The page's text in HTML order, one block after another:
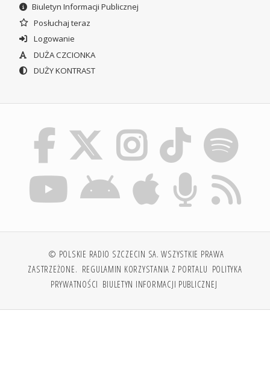
Biuletyn Informacji Publicznej
Posłuchaj teraz
Logowanie
DUŻA CZCIONKA
DUŻY KONTRAST
© POLSKIE RADIO SZCZECIN SA. WSZYSTKIE PRAWA
ZASTRZEŻONE. REGULAMIN KORZYSTANIA Z PORTALU POLITYKA
PRYWATNOŚCI BIULETYN INFORMACJI PUBLICZNEJ